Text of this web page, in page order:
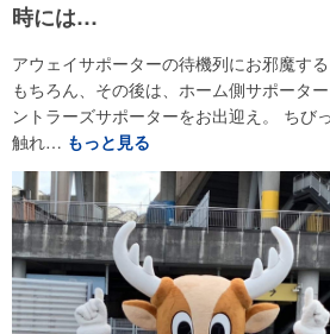
時には…
アウェイサポーターの待機列にお邪魔す
もちろん、その後は、ホーム側サポータ
ントラーズサポーターをお出迎え。 ちび
触れ… もっと見る